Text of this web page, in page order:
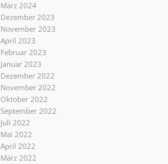
März 2024
Dezember 2023
November 2023
April 2023
Februar 2023
Januar 2023
Dezember 2022
November 2022
Oktober 2022
September 2022
Juli 2022
Mai 2022
April 2022
März 2022